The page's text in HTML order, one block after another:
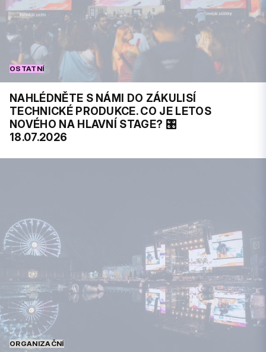
OSTATNÍ
NAHLÉDNĚTE S NÁMI DO ZÁKULISÍ
TECHNICKÉ PRODUKCE. CO JE LETOS
NOVÉHO NA HLAVNÍ STAGE? 🎛️
18.07.2026
ORGANIZAČNÍ